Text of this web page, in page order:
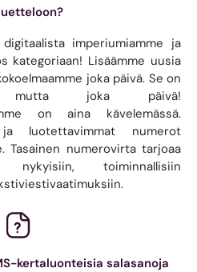
imperiumiamme ja
kategoriaan! Lisäämme uusia
joka päivä. Se on
mutta joka päivä!
on aina kävelemässä.
luotettavimmat numerot
Tasainen numerovirta tarjoaa
nykyisiin, toiminnallisiin
kertaluonteisia salasanoja